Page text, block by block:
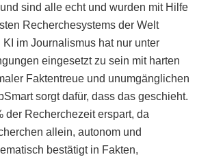
sind alle echt und wurden mit Hilfe
Recherchesystems der Welt
KI im Journalismus hat nur unter
eingesetzt zu sein mit harten
Faktentreue und unumgänglichen
sorgt dafür, dass das geschieht.
der Recherchezeit erspart, da
allein, autonom und
bestätigt in Fakten,